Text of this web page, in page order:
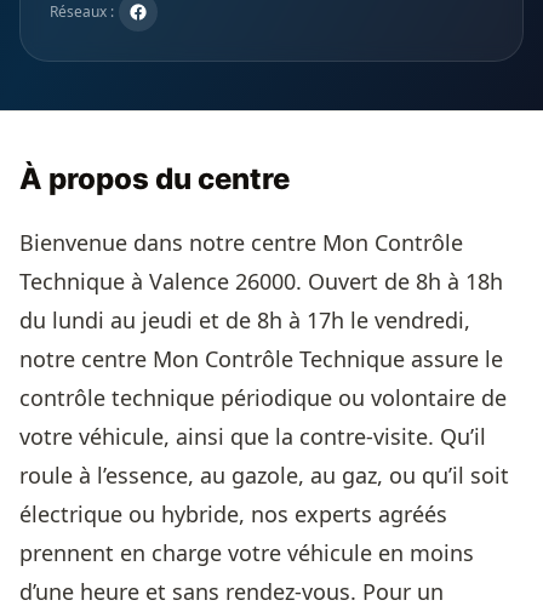
Réseaux :
À propos du centre
Bienvenue dans notre centre Mon Contrôle
Technique à Valence 26000. Ouvert de 8h à 18h
du lundi au jeudi et de 8h à 17h le vendredi,
notre centre Mon Contrôle Technique assure le
contrôle technique périodique ou volontaire de
votre véhicule, ainsi que la contre-visite. Qu’il
roule à l’essence, au gazole, au gaz, ou qu’il soit
électrique ou hybride, nos experts agréés
prennent en charge votre véhicule en moins
d’une heure et sans rendez-vous. Pour un